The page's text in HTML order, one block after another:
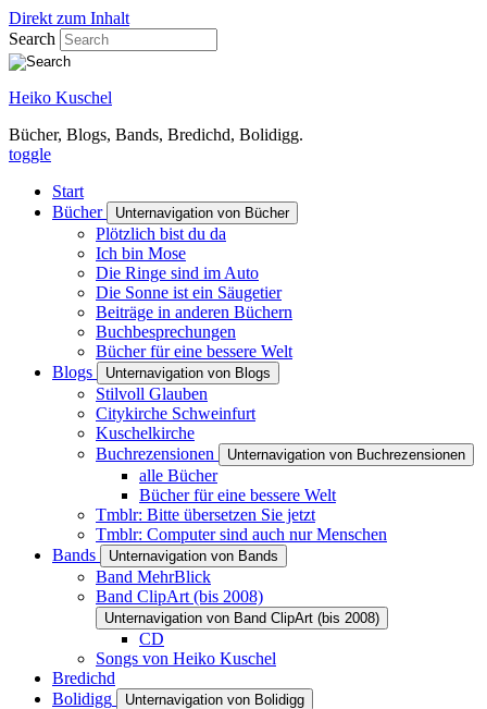
Direkt zum Inhalt
Search
Heiko Kuschel
Bücher, Blogs, Bands, Bredichd, Bolidigg.
toggle
Start
Bücher
Unternavigation von Bücher
Plötzlich bist du da
Ich bin Mose
Die Ringe sind im Auto
Die Sonne ist ein Säugetier
Beiträge in anderen Büchern
Buchbesprechungen
Bücher für eine bessere Welt
Blogs
Unternavigation von Blogs
Stilvoll Glauben
Citykirche Schweinfurt
Kuschelkirche
Buchrezensionen
Unternavigation von Buchrezensionen
alle Bücher
Bücher für eine bessere Welt
Tmblr: Bitte übersetzen Sie jetzt
Tmblr: Computer sind auch nur Menschen
Bands
Unternavigation von Bands
Band MehrBlick
Band ClipArt (bis 2008)
Unternavigation von Band ClipArt (bis 2008)
CD
Songs von Heiko Kuschel
Bredichd
Bolidigg
Unternavigation von Bolidigg